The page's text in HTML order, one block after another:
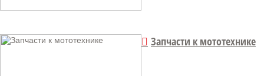
Запчасти к мототехнике